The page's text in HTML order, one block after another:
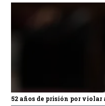
52 años de prisión por violar